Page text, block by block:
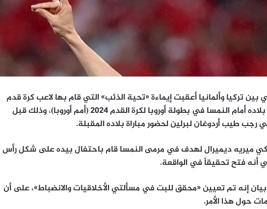
بين تركيا وألمانيا أعقبت إيماءة «تحية الذئب» التي قام بها لاعب كرة قدم
تركي خلال مباراة منتخب بلاده أمام النمسا في بطولة أوروبا لكرة القدم 2024 (أمم أوروبا)، وذلك قبل
رجب طيب أردوغان لبرلين لحضور مباراة بلاده المقبلة.
ميريه ديميرال لهدف في مرمى النمسا قام باحتفال بيده على شكل رأس
أنه فتح تحقيقاً في الواقعة.
بيان إنه تم تعيين «محقق للبت في مسألتي الأخلاقيات والانضباط»، على أن
حول هذا الأمر.